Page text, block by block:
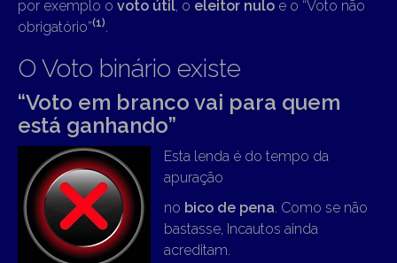
por exemplo o voto útil, o eleitor nulo e o “Voto não
obrigatório”(1).
O Voto binário existe
“Voto em branco vai para quem
está ganhando”
Esta lenda é do tempo da
apuração
no bico de pena. Como se não
bastasse, Incautos ainda
acreditam.